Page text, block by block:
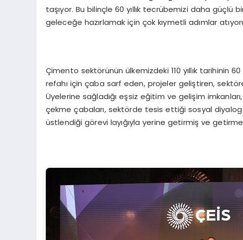
taşıyor. Bu bilinçle 60 yıllık tecrübemizi daha
geleceğe hazırlamak için çok kıymetli adımlar
Çimento sektörünün ülkemizdeki 110 yıllık tarihinin
refahı için çaba sarf eden, projeler geliştiren,
Üyelerine sağladığı eşsiz eğitim ve gelişim
çekme çabaları, sektörde tesis ettiği sosyal
üstlendiği görevi layığıyla yerine getirmiş ve